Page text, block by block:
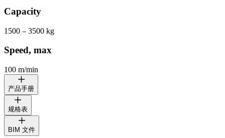
Capacity
1500 – 3500 kg
Speed, max
100 m/min
产品手册
ALIMAK SCANDO 650
施工升降机系列
规格表
ALIMAK SCANDO 650 FC /28-32
BIM 文件